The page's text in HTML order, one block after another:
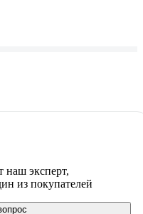
наш эксперт,
из покупателей